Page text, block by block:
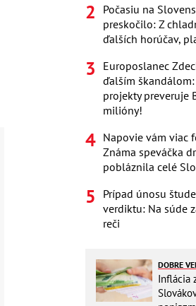
Počasiu na
preskočilo: Z
ďalších horúčav,
Europoslanec
ďalším
projekty preveruje
milióny!
Napovie vám viac
Známa speváčka
pobláznila celé
Prípad únosu
verdiktu: Na súde
reči
DOBRE
Inflácia